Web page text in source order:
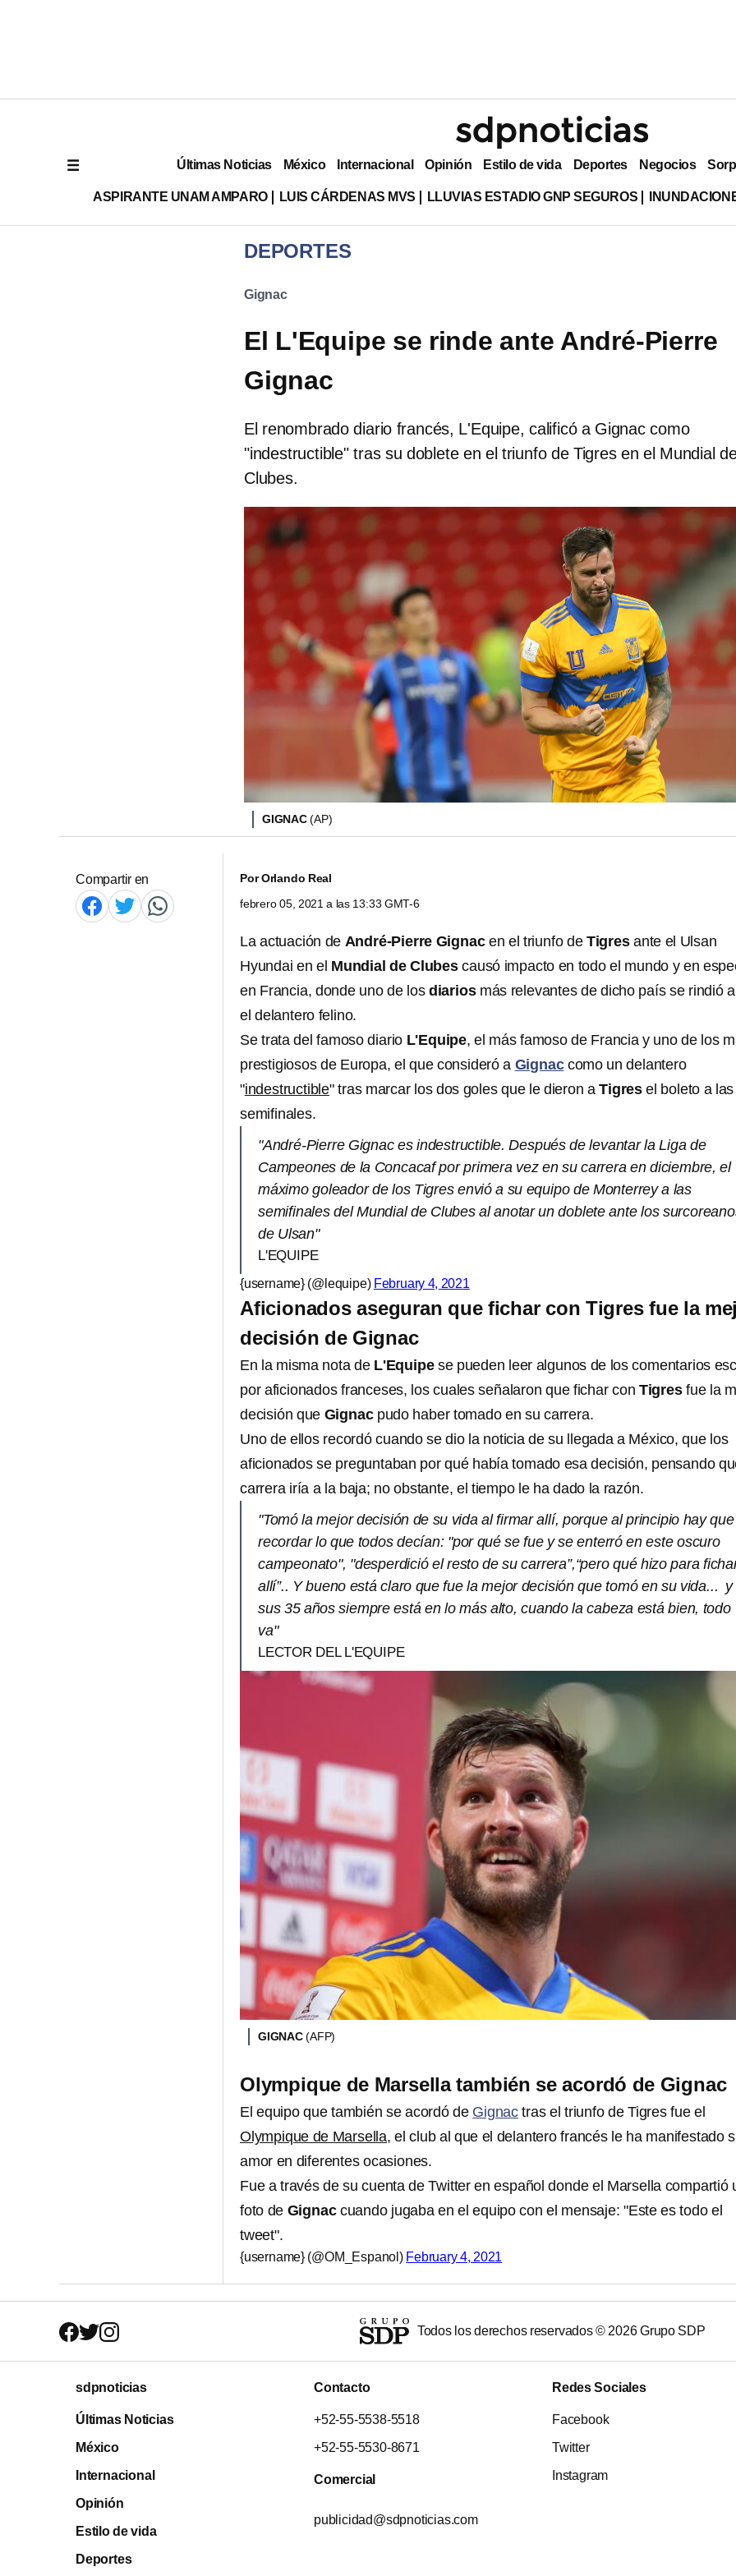
Últimas Noticias México Internacional Opinión Estilo de vida Deportes Negocios
ASPIRANTE UNAM AMPARO LUIS CÁRDENAS MVS LLUVIAS ESTADIO GNP SEGUROS
DEPORTES
Gignac
El L'Equipe se rinde ante André-Pierre
Gignac
El renombrado diario francés, L'Equipe, calificó a Gignac como
"indestructible" tras su doblete en el triunfo de Tigres en el Mundial
Clubes.
GIGNAC(AP)
Compartir en PorOrlando Real
febrero 05, 2021 a las 13:33 GMT-6
La actuación de André-Pierre Gignacen el triunfo de Tigresante el Ulsan
Hyundai en el Mundial de Clubescausó impacto en todo el mundo y en
en Francia, donde uno de los diariosmás relevantes de dicho país se rindió
el delantero felino.
Se trata del famoso diario L'Equipe, el más famoso de Francia y uno de los
prestigiosos de Europa, el que consideró a Gignaccomo un delantero
"indestructible" tras marcar los dos goles que le dieron aTigres el boleto a las
semifinales.
"André-Pierre Gignac es indestructible. Después de levantar la Liga de
Campeones de la Concacaf por primera vez en su carrera en diciembre, el
máximo goleador de los Tigres envió a su equipo de Monterrey a las
semifinales del Mundial de Clubes al anotar un doblete ante los
de Ulsan"
L'EQUIPE
{username} (@lequipe) February 4, 2021
Aficionados aseguran que fichar con Tigres fue la
decisión de Gignac
En la misma nota de L'Equipese pueden leer algunos de los comentarios
por aficionados franceses, los cuales señalaron que fichar con Tigresfue la
decisión que Gignacpudo haber tomado en su carrera.
Uno de ellos recordó cuando se dio la noticia de su llegada a México, que los
aficionados se preguntaban por qué había tomado esa decisión, pensando
carrera iría a la baja; no obstante, el tiempo le ha dado la razón.
"Tomó la mejor decisión de su vida al firmar allí, porque al principio hay que
recordar lo que todos decían: "por qué se fue y se enterró en este oscuro
campeonato", "desperdició el resto de su carrera”,“pero qué hizo para
allí”.. Y bueno está claro que fue la mejor decisión que tomó en su vida... y
sus 35 años siempre está en lo más alto, cuando la cabeza está bien, todo
va"
LECTOR DEL L'EQUIPE
GIGNAC(AFP)
Olympique de Marsella también se acordó de Gignac
El equipo que también se acordó de Gignac tras el triunfo de Tigres fue el
Olympique de Marsella, el club al que el delantero francés le ha manifestado
amor en diferentes ocasiones.
Fue a través de su cuenta de Twitter en español donde el Marsella compartió
foto de Gignaccuando jugaba en el equipo con el mensaje: "Este es todo el
tweet".
{username} (@OM_Espanol) February 4, 2021
Todos los derechos reservados © 2026Grupo SDP
sdpnoticias
Últimas Noticias
México
Internacional
Opinión
Estilo de vida
Deportes
Contacto
+52-55-5538-5518
+52-55-5530-8671
Comercial
publicidad@sdpnoticias.com
Redes Sociales
Facebook
Twitter
Instagram